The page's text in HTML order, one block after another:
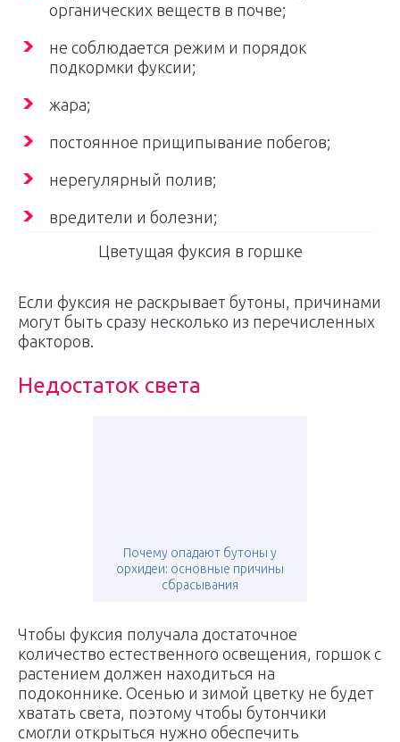
органических веществ в почве;
не соблюдается режим и порядок
подкормки фуксии;
жара;
постоянное прищипывание побегов;
нерегулярный полив;
вредители и болезни;
Цветущая фуксия в горшке
Если фуксия не раскрывает бутоны, причинами
могут быть сразу несколько из перечисленных
факторов.
Недостаток света
Почему опадают бутоны у
орхидеи: основные причины
сбрасывания
Чтобы фуксия получала достаточное
количество естественного освещения, горшок с
растением должен находиться на
подоконнике. Осенью и зимой цветку не будет
хватать света, поэтому чтобы бутончики
смогли открыться нужно обеспечить